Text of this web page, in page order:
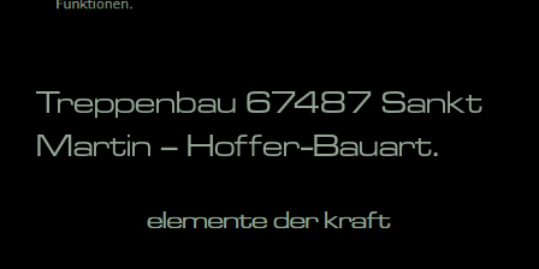
Treppenbau 67487 Sankt
Martin – Hoffer-Bauart.